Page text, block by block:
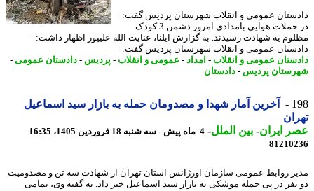
عمومی و انقلاب شهرستان پردیس گفت:
در حملات هوایی بامدادی امروز دشمن 3 کودک
یه شهادت رسیدند. به گزارش ایلنا، عنایت الله علیپور اظهار داشت: -
عمومی و انقلاب شهرستان پردیس گفت:
عمومی و انقلاب-امداد -عمومی و انقلاب-پردیس-دادستان عمومی-
پردیس-دادستان
آخرین آمار شهدا و مصدومان حمله به بازار سید اسماعیل
ایران- بین الملل-4 ماه پیش - سه شنبه 18 فروردین 1405، 16:35
روابط عمومی سازمان اورژانس استان تهران از شهادت سه تن و مصدومیت
در پی حمله موشکی به بازار سید اسماعیل خبر داد. به گفته وی، تمامی